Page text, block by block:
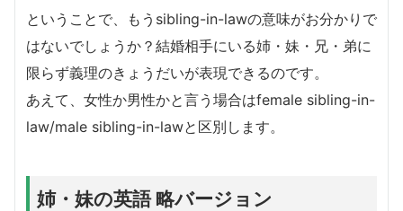
ということで、もうsibling-in-lawの意味がお分かりで
はないでしょうか？結婚相手にいる姉・妹・兄・弟に
限らず義理のきょうだいが表現できるのです。
あえて、女性か男性かと言う場合はfemale sibling-in-
law/male sibling-in-lawと区別します。
姉・妹の英語 略バージョン